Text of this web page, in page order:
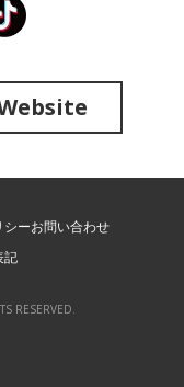
シーお問い合わせ
記
RESERVED.